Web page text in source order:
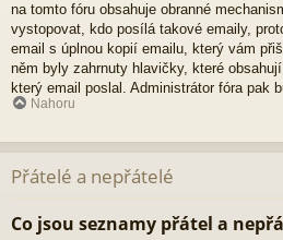
na tomto fóru obsahuje obranné
vystopovat, kdo posílá takové emaily,
email s úplnou kopií emailu, který vám
něm byly zahrnuty hlavičky, které
který email poslal. Administrátor fóra pak
Nahoru
Přátelé a nepřátelé
Co jsou seznamy přátel a